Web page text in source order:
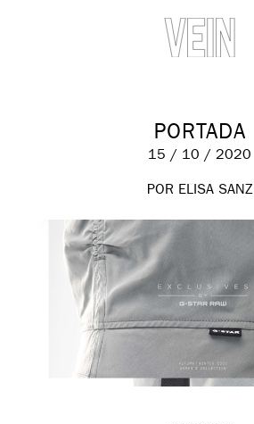
PORTADA
15 / 10 / 2020
POR ELISA SANZ